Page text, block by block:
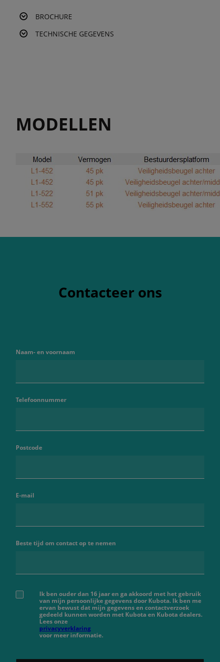
BROCHURE
TECHNISCHE GEGEVENS
MODELLEN
Contacteer ons
Naam- en voornaam
Telefoonnummer
Postcode
E-mail
Beste tijd om contact op te nemen
Ik ben ouder dan 16 jaar en ga akkoord met het gebruik
van mijn persoonlijke gegevens door Kubota. Ik ben me
ervan bewust dat mijn gegevens en contactverzoek
gedeeld kunnen worden met Kubota en Kubota dealers.
Lees onze
privacyverklaring
voor meer informatie.